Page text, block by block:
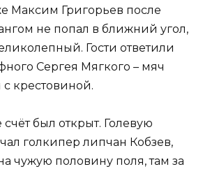
Максим Григорьев после
не попал в ближний угол,
Гости ответили
Сергея Мягкого – мяч
крестовиной.
был открыт. Голевую
голкипер липчан Кобзев,
чужую половину поля, там за